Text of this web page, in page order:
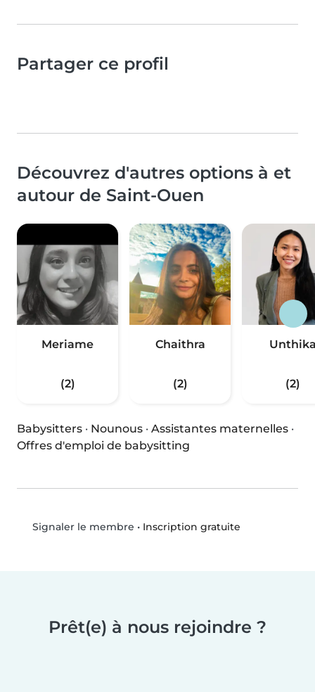
Partager ce profil
Découvrez d'autres options à et
autour de Saint-Ouen
Meriame
(2)
Chaithra
(2) (2)
Babysitters · Nounous · Assistantes maternelles ·
Offres d'emploi de babysitting
Signaler le membre • Inscription gratuite
Prêt(e) à nous rejoindre ?